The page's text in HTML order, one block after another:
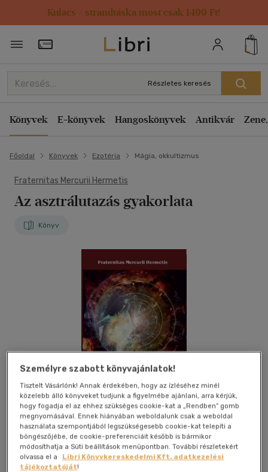
Kulacs / strandtáska most csak 1499 Ft!
Törzsvásárlói Kártya adatai
Részletes keresés
Könyvek E-könyvek Hangoskönyvek Antikvár
Főoldal Könyvek Ezotéria Mágia, okkultizmus
Fraternitas Mercurii Hermetis
Az asztrálutazás gyakorlata
Könyv
Kívánságlistához adom Megosztom
Személyre szabott könyvajánlatok!
Tisztelt Vásárlónk! Annak érdekében, hogy az ízléséhez minél
közelebb álló könyveket tudjunk a figyelmébe ajánlani, arra kérjük,
hogy fogadja el az ehhez szükséges cookie-kat a „Rendben” gomb
megnyomásával. Ennek hiányában weboldalunk csak a weboldal
használata szempontjából legszükségesebb cookie-kat telepíti a
böngészőjébe, de cookie-preferenciáit később is bármikor
módosíthatja a Süti beállítások menüpontban. További részletekért
olvassa el a
Libri Könyvkereskedelmi Kft. adatkezelési
tájékoztatóját!